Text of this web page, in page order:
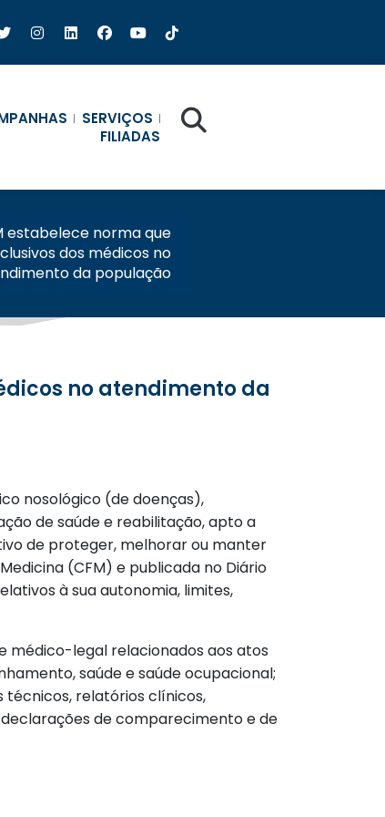
SERVIÇOS
FILIADAS
estabelece norma que
dos médicos no
da população
nosológico (de doenças),
de saúde e reabilitação, apto a
de proteger, melhorar ou manter
(CFM) e publicada no Diário
à sua autonomia, limites,
médico-legal relacionados aos atos
saúde e saúde ocupacional;
relatórios clínicos,
de comparecimento e de